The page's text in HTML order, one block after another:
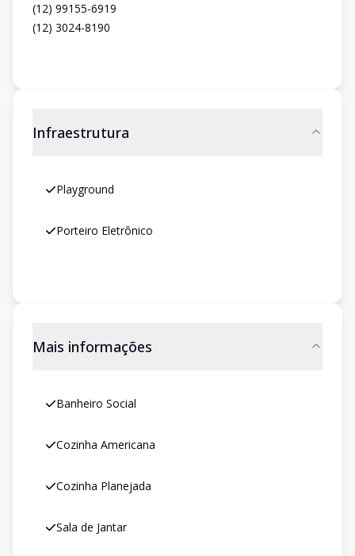
(12) 99155-6919
(12) 3024-8190
Infraestrutura
Playground
Porteiro Eletrônico
Mais informações
Banheiro Social
Cozinha Americana
Cozinha Planejada
Sala de Jantar